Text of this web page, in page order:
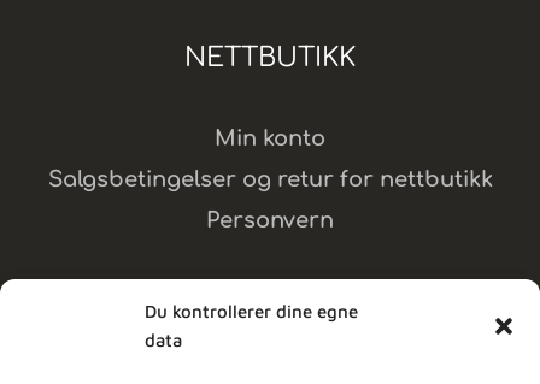
Du kontrollerer dine egne
data
NETTBUTIKK
Min konto
Salgsbetingelser og retur for nettbutikk
Personvern